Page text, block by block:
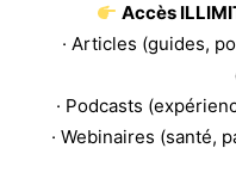
Accès
· Articles (guides,
· Podcasts
· Webinaires (santé,